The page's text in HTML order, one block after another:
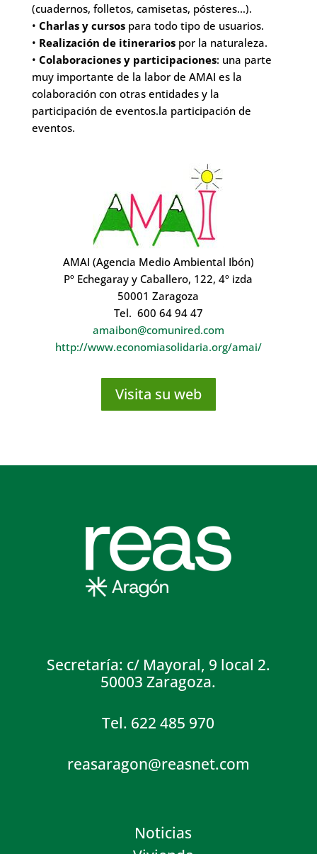
(cuadernos, folletos, camisetas, pósteres…).
• Charlas y cursospara todo tipo de usuarios.
• Realización de itinerariospor la naturaleza.
• Colaboraciones y participaciones: una parte
muy importante de la labor de AMAI es la
colaboración con otras entidades y la
participación de eventos.la participación de
eventos.
AMAI (Agencia Medio Ambiental Ibón)
Pº Echegaray y Caballero, 122, 4º izda
50001 Zaragoza
Tel. 600 64 94 47
amaibon@comunired.com
http://www.economiasolidaria.org/amai/
Visita su web
Secretaría: c/ Mayoral, 9 local 2.
50003 Zaragoza.
Tel. 622 485 970
reasaragon@reasnet.com
Noticias